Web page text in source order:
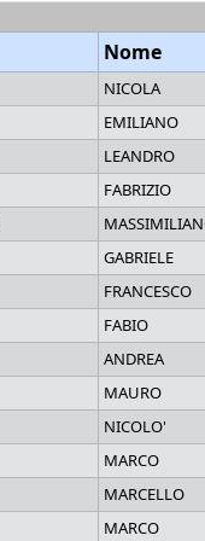
Nome
NICOLA
EMILIANO
LEANDRO
FABRIZIO
GABRIELE
FRANCESCO
FABIO
ANDREA
MAURO
NICOLO'
MARCO
MARCELLO
MARCO